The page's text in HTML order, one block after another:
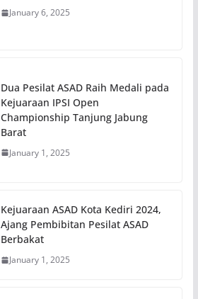
January 6, 2025
Dua Pesilat ASAD Raih Medali pada
Kejuaraan IPSI Open
Championship Tanjung Jabung
Barat
January 1, 2025
Kejuaraan ASAD Kota Kediri 2024,
Ajang Pembibitan Pesilat ASAD
Berbakat
January 1, 2025